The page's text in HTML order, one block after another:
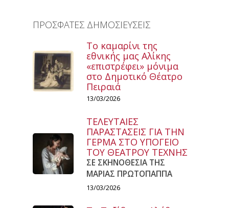
ΠΡΟΣΦΑΤΕΣ ΔΗΜΟΣΙΕΥΣΕΙΣ
Το καμαρίνι της
εθνικής μας Αλίκης
«επιστρέφει» μόνιμα
στο Δημοτικό Θέατρο
Πειραιά
13/03/2026
ΤΕΛΕΥΤΑΙΕΣ
ΠΑΡΑΣΤΑΣΕΙΣ ΓΙΑ ΤΗΝ
ΓΕΡΜΑ ΣΤΟ ΥΠΟΓΕΙΟ
ΤΟΥ ΘΕΑΤΡΟΥ ΤΕΧΝΗΣ
ΣΕ ΣΚΗΝΟΘΕΣΙΑ ΤΗΣ
ΜΑΡΙΑΣ ΠΡΩΤΟΠΑΠΠΑ
13/03/2026